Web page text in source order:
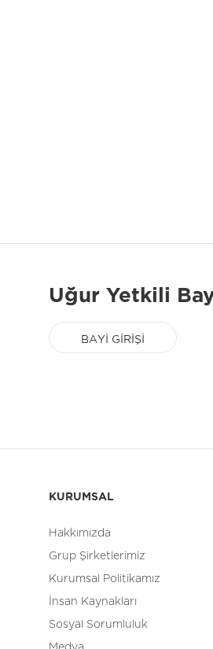
Uğur Yetkili
BAYİ GİRİŞİ
KURUMSAL
Hakkımızda
Grup Şirketlerimiz
Kurumsal Politikamız
İnsan Kaynakları
Sosyal Sorumluluk